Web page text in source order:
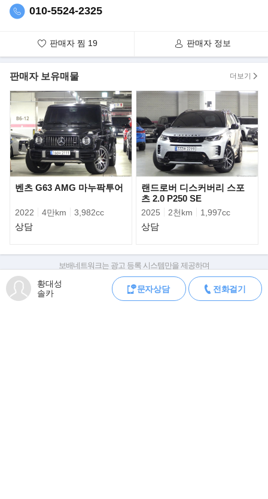
100% 다 고지하고 판매하니 안심하시고 거래하셔도 좋습니다.
고가매입 및 위탁판매도 가능합니다. 차량 구입문의가 아니더라도
차량 매도를 원하시는 분께서는 편하게 견적 받아보시는 것도 추천
국산차, 수입차, 고가의 슈퍼카, 화물 및 특수차량 등등 어떠한 차량
이든
현장에서 차량 상태 확인 후, 즉시 현금 매입 가능합니다.
팔고 나면 끝이 아닌, 한번 거래했던 고객분들은 재구매. 재판매. 지
인 소개 등
다양하게 인연을 이어나가고 있습니다. 건강하고 좋은 인연 기대하
셔도 좋습니다.
오늘 하루도 좋은 하루 보내시고요. 늘 행복하시길 멀리서 나마 진
심으로 기원합니다.
고맙습니다.
▶판매자의 약속
- 타고계시던 고객님의 소중한차량,최고가 매입 및 위탁판매를 약속
합니다.
- 100% 실매물만을 고집하겠습니다.(원하실경우 인증샷 및 영상통
010-5524-2325
판매자 찜 19 판매자 정보
판매자 보유매물 더보기
벤츠 G63 AMG 마누팍투어
2022 4만km 3,982cc
상담
랜드로버 디스커버리 스포
츠 2.0 P250 SE
2025 2천km 1,997cc
상담
황대성
솔카
문자상담 전화걸기
보배네트워크는 광고 등록 시스템만을 제공하며
판매자가 직접 등록한 내용에 대한 모든 책임은 판매자에게 있습니다.
차량 구매 시 차량등록증, 성능점검기록부, 실제 차량 상태,
차대번호 조회로 직접 정보를 확인하세요.